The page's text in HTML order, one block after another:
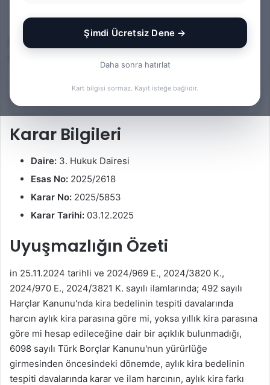
Şimdi Ücretsiz Dene →
Daha sonra hatırlat
Kart bilgisi sormaz. Kayıt isteğe bağlıdır.
o
w
n
X
i
p
s
t
g
ö
d
e
m
k
Bu yazıda kira bedelinin tespiti ve i̇spatı konusuna ilişkin
Karar Bilgileri
Daire: 3. Hukuk Dairesi
Esas No: 2025/2618
Karar No: 2025/5853
Karar Tarihi: 03.12.2025
Uyuşmazlığın Özeti
in 25.11.2024 tarihli ve 2024/969 E., 2024/3820 K.,
2024/970 E., 2024/3821 K. sayılı ilamlarında; 492 sayılı
Harçlar Kanunu'nda kira bedelinin tespiti davalarında
harcın aylık kira parasına göre mi, yoksa yıllık kira parasına
göre mi hesap edileceğine dair bir açıklık bulunmadığı,
6098 sayılı Türk Borçlar Kanunu'nun yürürlüğe
girmesinden öncesindeki dönemde, aylık kira bedelinin
tespiti davalarında karar ve ilam harcının, aylık kira farkı